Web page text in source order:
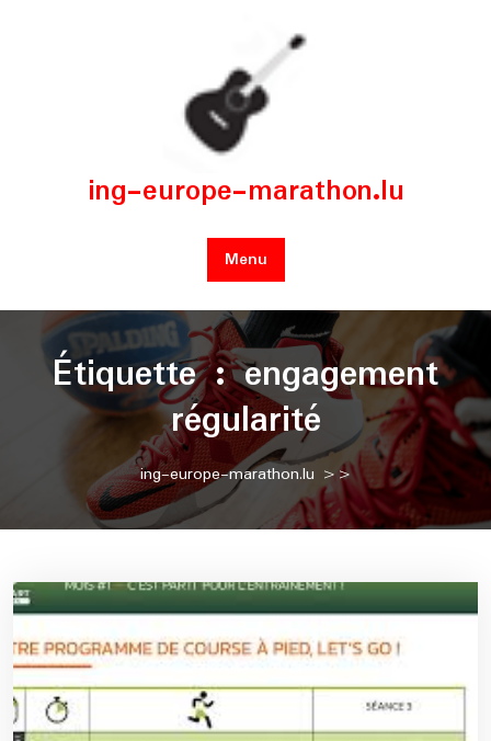
ing-europe-marathon.lu
Menu
Étiquette :engagement
régularité
ing-europe-marathon.lu >>